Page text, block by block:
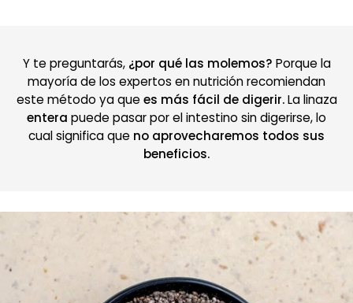
Y te preguntarás, ¿por qué las molemos? Porque la
mayoría de los expertos en nutrición recomiendan
este método ya que es más fácil de digerir.La linaza
entera puede pasar por el intestino sin digerirse, lo
cual significa que no aprovecharemos todos sus
beneficios.